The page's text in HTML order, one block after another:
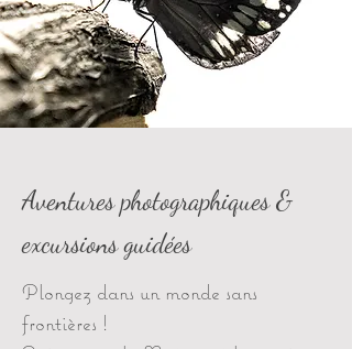
Aventures photographiques &
excursions guidées
Plongez dans un monde sans
frontières !